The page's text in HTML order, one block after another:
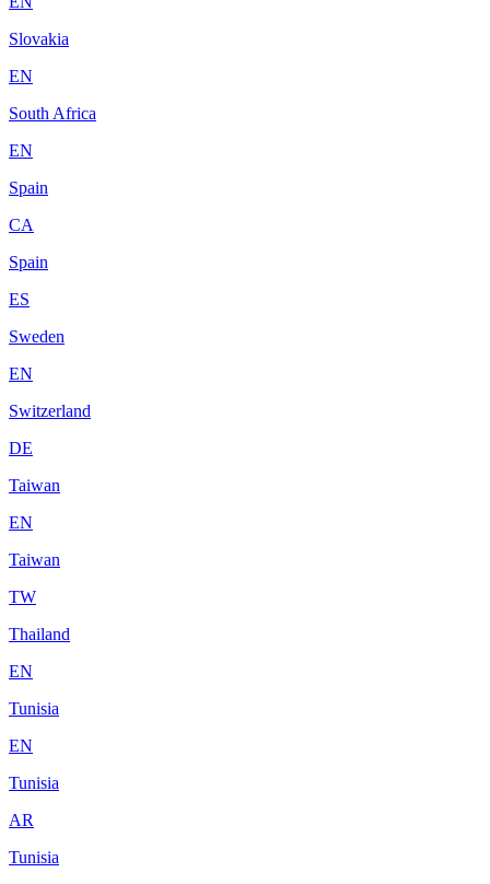
Slovakia
EN
South Africa
EN
Spain
CA
Spain
ES
Sweden
EN
Switzerland
DE
Taiwan
EN
Taiwan
TW
Thailand
EN
Tunisia
EN
Tunisia
AR
Tunisia